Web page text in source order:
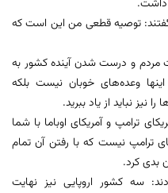
داشت.
گفتند: توصیه قطعی من این است که
مردم و درست شدن آینده کشور به
وعده‌های خوبان نیست بلکه
نباید از یاد ببرید.
ترامپ و آمریکای اوباما با شما
نیست که با رفتن آن تمام
بدی کرد.
سه کشور اروپایی نیز نهایت